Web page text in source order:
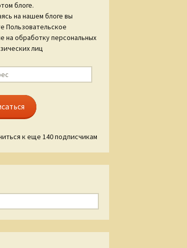
блоге.
на нашем блоге вы
Пользовательское
на обработку персональных
лиц
к еще 140 подписчикам